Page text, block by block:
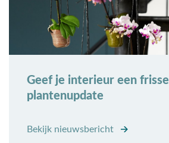
Geef je interieur een frisse
plantenupdate
Bekijk nieuwsbericht